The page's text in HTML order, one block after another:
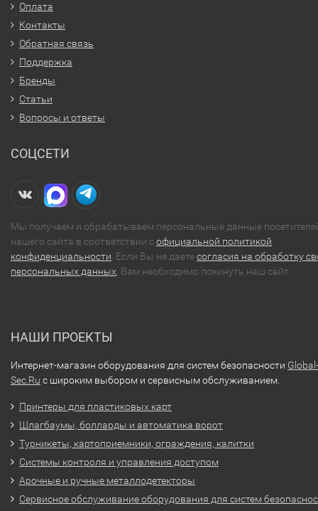
Оплата
Контакты
Обратная связь
Поддержка
Бренды
Статьи
Вопросы и ответы
СОЦСЕТИ
Мы получаем и обрабатываем персональные данные
нашего сайта в соответствии софициальной политикой
конфиденциальности . Если Вы не даетесогласия на обработку
персональных данных , Вам необходимо покинуть наш сайт.
НАШИ ПРОЕКТЫ
Интернет-магазин оборудования для систем безопасности Global-
Sec.Ru с широким выбором и сервисным обслуживанием.
Принтеры для пластиковых карт
Шлагбаумы, болларды и автоматика ворот
Турникеты, картоприемники, ограждения, калитки
Системы контроля и управления доступом
Арочные и ручные металлодетекторы
Сервисное обслуживание оборудования для систем